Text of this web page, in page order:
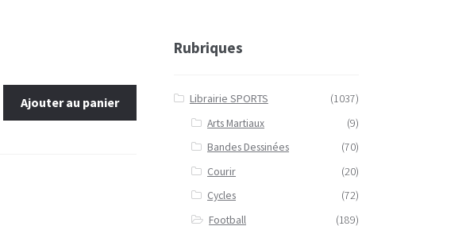
Ajouter au panier
Rubriques
Librairie SPORTS
(1037)
Arts Martiaux
(9)
Bandes Dessinées
(70)
Courir
(20)
Cycles
(72)
Football
(189)